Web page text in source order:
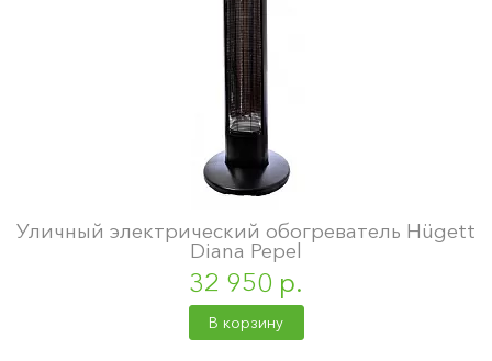
Уличный электрический обогреватель Hügett
Diana Pepel
32 950 р.
В корзину